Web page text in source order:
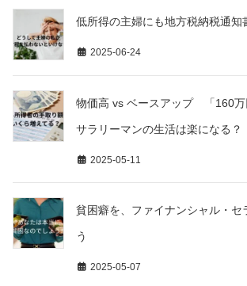
低所得の主婦にも地方税納税通知
2025-06-24
物価高 vs ベースアップ 「160万
サラリーマンの生活は楽になる？
2025-05-11
貧困癖を、ファイナンシャル・セ
う
2025-05-07